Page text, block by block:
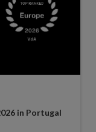
in Portugal